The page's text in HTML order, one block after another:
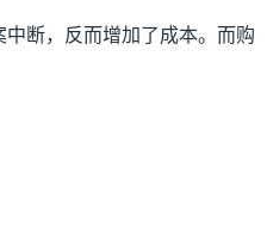
断，反而增加了成本。而购